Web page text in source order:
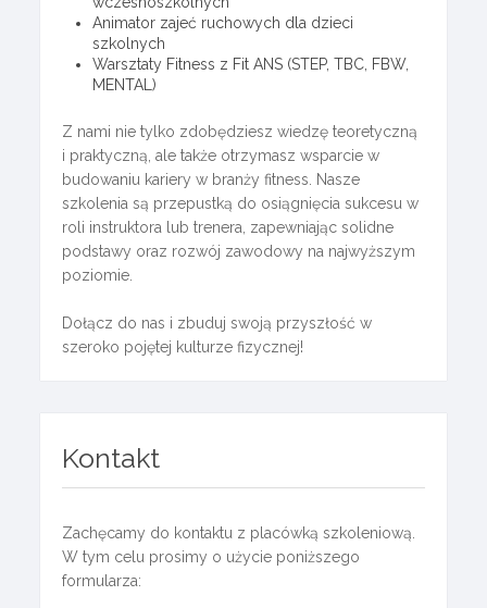
Animator zajeć ruchowych dla dzieci
szkolnych
Warsztaty Fitness z Fit ANS (STEP, TBC, FBW,
MENTAL)
Z nami nie tylko zdobędziesz wiedzę teoretyczną
i praktyczną, ale także otrzymasz wsparcie w
budowaniu kariery w branży fitness. Nasze
szkolenia są przepustką do osiągnięcia sukcesu w
roli instruktora lub trenera, zapewniając solidne
podstawy oraz rozwój zawodowy na najwyższym
poziomie.
Dołącz do nas i zbuduj swoją przyszłość w
szeroko pojętej kulturze fizycznej!
Kontakt
Zachęcamy do kontaktu z placówką szkoleniową.
W tym celu prosimy o użycie poniższego
formularza: